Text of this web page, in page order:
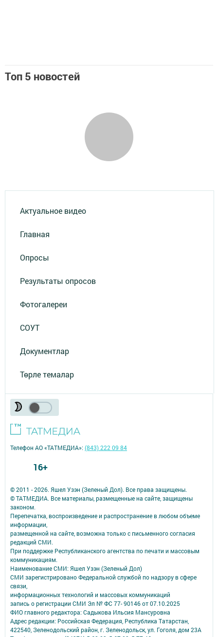
Топ 5 новостей
Актуальное видео
Главная
Опросы
Результаты опросов
Фотогалереи
СОУТ
Документлар
Төрле темалар
© 2011 - 2026. Яшел Узэн (Зеленый Дол). Все права защищены.
© ТАТМЕДИА. Все материалы, размещенные на сайте, защищены
законом.
Перепечатка, воспроизведение и распространение в любом объеме
информации,
размещенной на сайте, возможна только с письменного согласия
редакций СМИ.
При поддержке Республиканского агентства по печати и массовым
коммуникациям.
Наименование СМИ: Яшел Узэн (Зеленый Дол)
СМИ зарегистрировано Федеральной службой по надзору в сфере
связи,
информационных технологий и массовых коммуникаций
запись о регистрации СМИ Эл № ФС 77- 90146 от 07.10.2025
ФИО главного редактора: Садыкова Ильсия Мансуровна
Адрес редакции: Российская Федерация, Республика Татарстан,
422540, Зеленодольский район, г. Зеленодольск, ул. Гоголя, дом 23А
Телефон АО «ТАТМЕДИА»:(843) 222 09 84
16+